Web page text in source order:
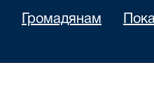
Громадянам